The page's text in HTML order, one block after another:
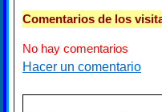
Comentarios de los
No hay comentarios
Hacer un comentario